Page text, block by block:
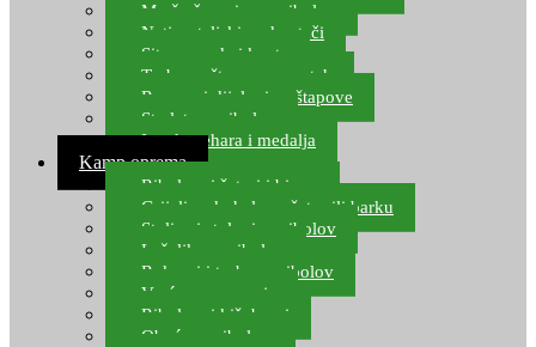
Mreže čuvarice za ribolov
Natjecateljski podmetači
Sito, posude i kante
Torbe za štapove – match
Rezervni dijelovi za štapove
Starlete za ribolov
Izrada pehara i medalja
Kamp oprema
Ribolovni šatori i bivvy
Grijalice, kuhala za šator ili barku
Stolice i stolovi za ribolov
Ležaljke za ribolov
Ruksaci i torbe za ribolov
Vreće za spavanje
Ribolovni kišobrani
Obuća za ribolov